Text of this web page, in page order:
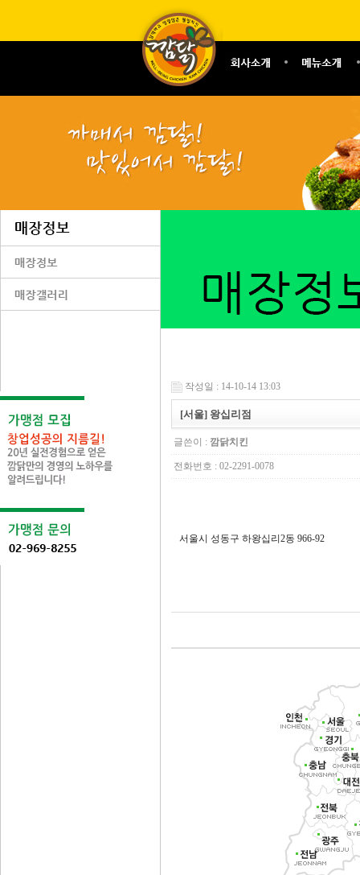
작성일 : 14-10-14 13:03
[서울] 왕십리점
글쓴이 : 깜닭치킨
전화번호 : 02-2291-0078
서울시 성동구 하왕십리2동 966-92